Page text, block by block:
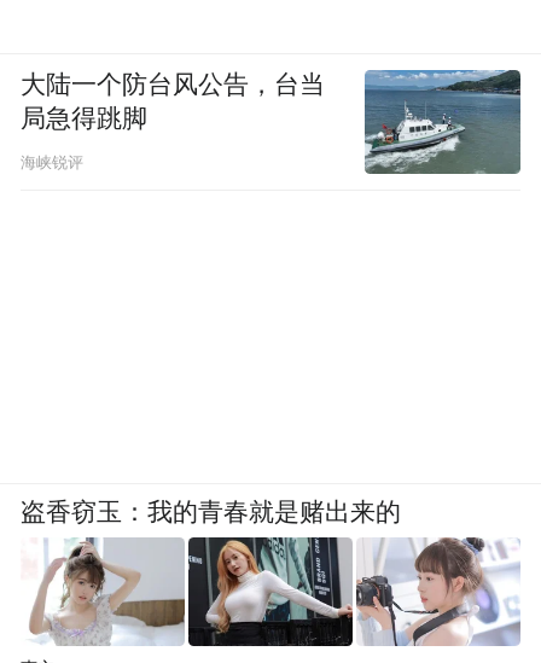
大陆一个防台风公告，台当
局急得跳脚
海峡锐评
盗香窃玉：我的青春就是赌出来的